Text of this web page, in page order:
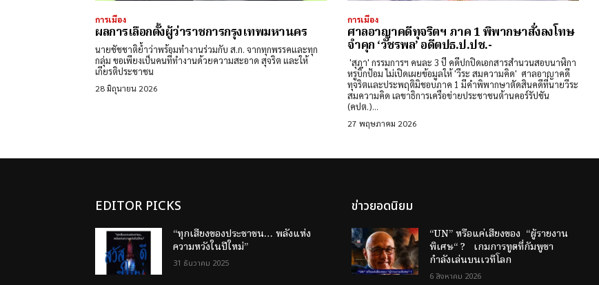
การเมือง
ผลการเลือกตั้งผู้ว่าราชการกรุงเทพมหานคร
นายชัชชาติย้ำว่าพร้อมทำงานร่วมกับ ส.ก. จากทุกพรรคและทุก
กลุ่ม ขอเพียงเป็นคนที่ทำงานด้วยความสะอาด สุจริต และให้
เกียรติประชาชน
28 มิถุนายน 2026
การเมือง
ศาลอาญาคดีทุจริตฯ ภาค 1 พิพากษาสั่งลงโทษ
จำคุก ‘วัชรพล’ อดีตปธ.ป.ปช.-
'สุภา' กรรมการฯ คนละ 3 ปี คดีปกปิดเอกสารสำนวนสอบนาฬิกา
หรูบิ๊กป้อม ไม่เปิดเผยข้อมูลให้ 'วีระ สมความคิด' ศาลอาญาคดี
ทุจริตและประพฤติมิชอบภาค 1 มีคำพิพากษาตัดสินคดีที่นายวีระ
สมความคิด เลขาธิการเครือข่ายประชาชนต้านคอร์รัปชัน
(คปต.)...
27 พฤษภาคม 2026
EDITOR PICKS
“ทุกเสียงของประชาชน… พลังแห่ง
ความหวังในปีใหม่”
31 ธันวาคม 2025
ข่าวยอดนิยม
“UN” หรือแค่เสียงของ “ผู้รายงาน
พิเศษ“ ? เกมการทูตที่กัมพูชา
กำลังเล่นบนเวทีโลก
6 สิงหาคม 2026